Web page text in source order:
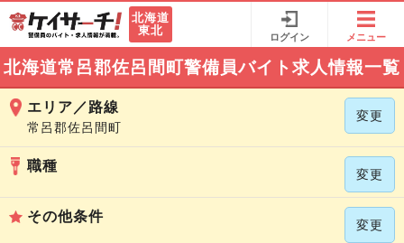
北海道
東北
ログイン メニュー
北海道常呂郡佐呂間町警備員バイト求人情報一覧
エリア／路線
常呂郡佐呂間町
変更
職種
変更
その他条件
変更